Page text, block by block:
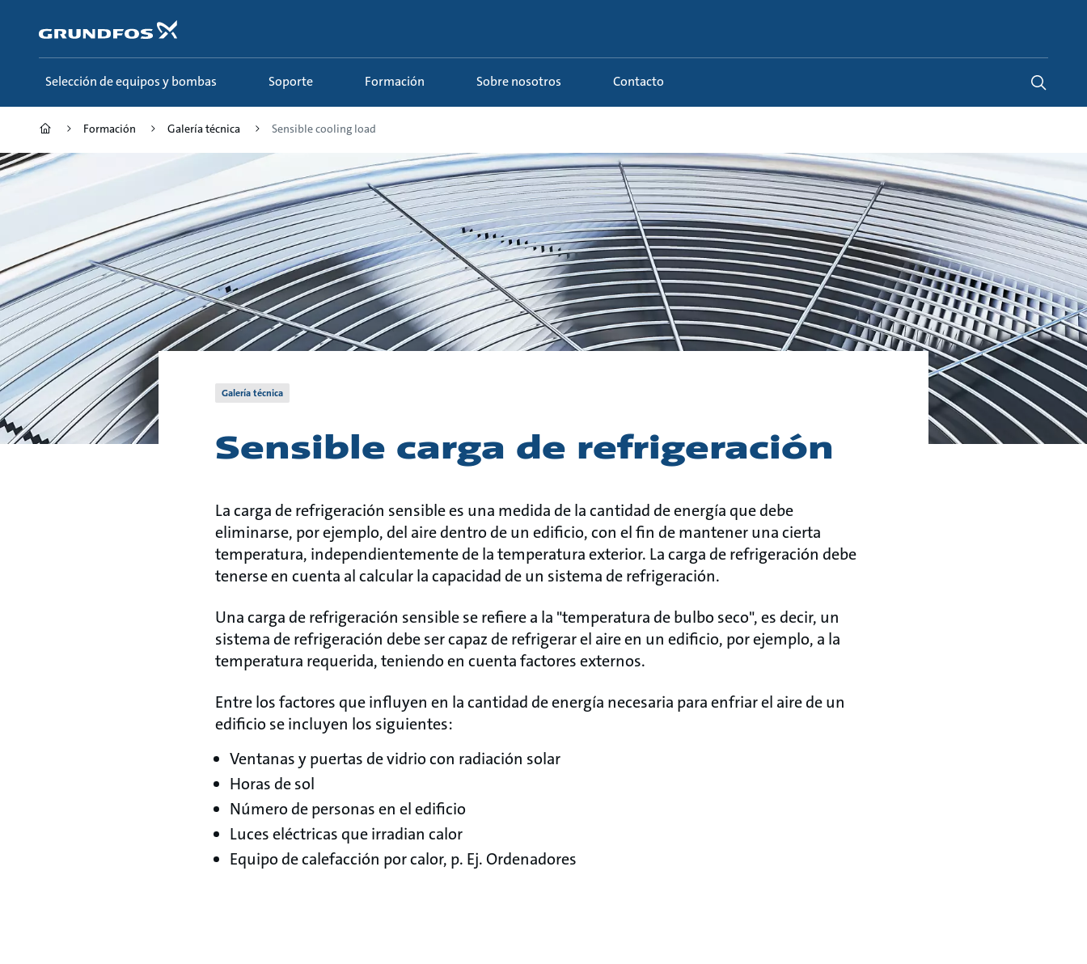
contenido
principal
Selección de equipos y bombas Soporte Formación Sobre nosotros Contacto
Formación Galería técnica Sensible cooling load
Galería técnica
Sensible carga de refrigeración
La carga de refrigeración sensible es una medida de la cantidad de energía que debe
eliminarse, por ejemplo, del aire dentro de un edificio, con el fin de mantener una cierta
temperatura, independientemente de la temperatura exterior. La carga de refrigeración debe
tenerse en cuenta al calcular la capacidad de un sistema de refrigeración.
Una carga de refrigeración sensible se refiere a la "temperatura de bulbo seco", es decir, un
sistema de refrigeración debe ser capaz de refrigerar el aire en un edificio, por ejemplo, a la
temperatura requerida, teniendo en cuenta factores externos.
Entre los factores que influyen en la cantidad de energía necesaria para enfriar el aire de un
edificio se incluyen los siguientes:
Ventanas y puertas de vidrio con radiación solar
Horas de sol
Número de personas en el edificio
Luces eléctricas que irradian calor
Equipo de calefacción por calor, p. Ej. Ordenadores